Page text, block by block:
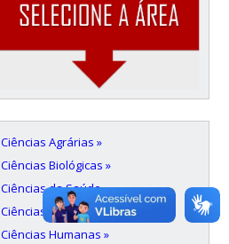
Ciências Agrárias »
Ciências Biológicas »
Ciências da Saúde »
Ciências Exatas e da Terra »
Ciências Humanas »